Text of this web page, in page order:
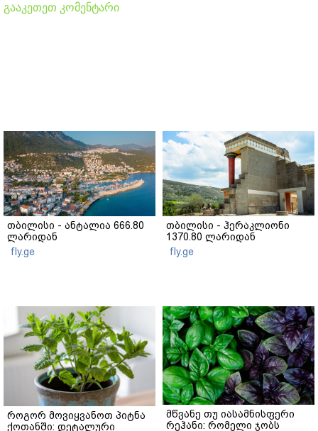
გააკეთეთ კომენტარი
თბილისი - ანტალია 666.80
ლარიდან
fly.ge
თბილისი - ჰერაკლიონი
1370.80 ლარიდან
fly.ge
როგორ მოვიყვანოთ პიტნა
ქოთანში: დეტალური
მწვანე თუ იასამნისფერი
რეჰანი: რომელი ჯობს